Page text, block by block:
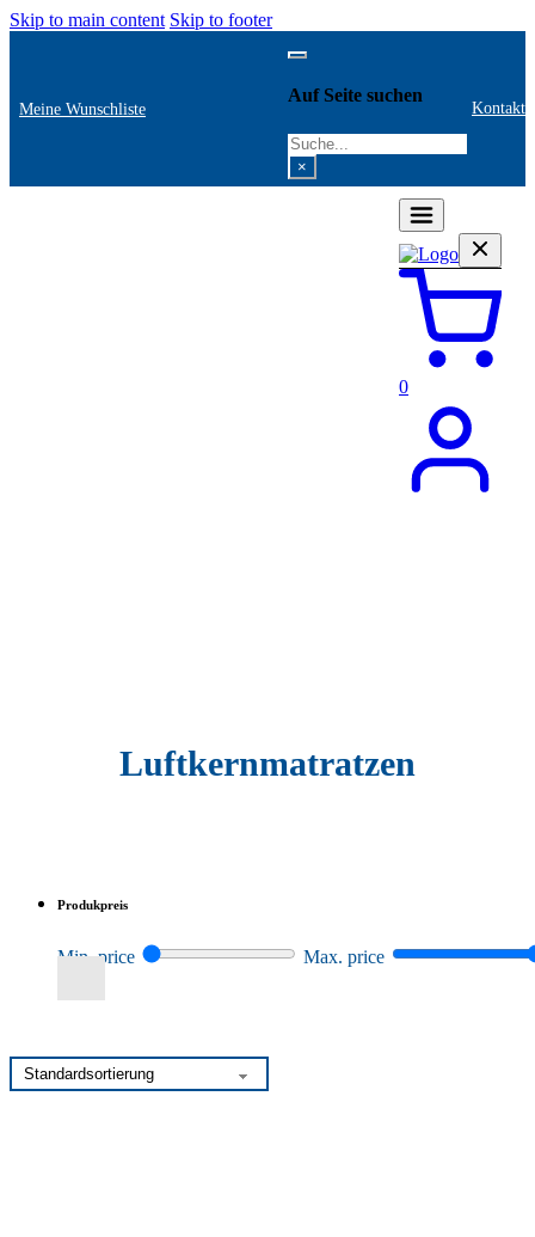
Skip to main content Skip to footer
Meine Wunschliste
Auf Seite suchen
Search
×
Kontakt
0
Luftkernmatratzen
Produkpreis
Min. price Max. price